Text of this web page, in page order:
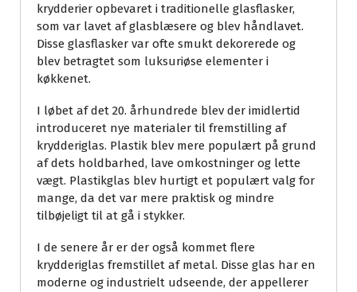
krydderier opbevaret i traditionelle glasflasker,
som var lavet af glasblæsere og blev håndlavet.
Disse glasflasker var ofte smukt dekorerede og
blev betragtet som luksuriøse elementer i
køkkenet.
I løbet af det 20. århundrede blev der imidlertid
introduceret nye materialer til fremstilling af
krydderiglas. Plastik blev mere populært på grund
af dets holdbarhed, lave omkostninger og lette
vægt. Plastikglas blev hurtigt et populært valg for
mange, da det var mere praktisk og mindre
tilbøjeligt til at gå i stykker.
I de senere år er der også kommet flere
krydderiglas fremstillet af metal. Disse glas har en
moderne og industrielt udseende, der appellerer